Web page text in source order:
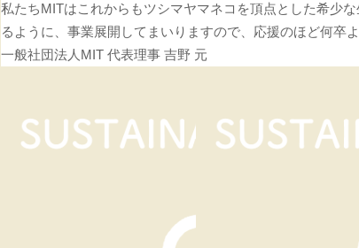
私たちMITはこれからもツシマヤマネコを頂点とした希少
るように、事業展開してまいりますので、応援のほど何卒
一般社団法人MIT 代表理事 吉野 元